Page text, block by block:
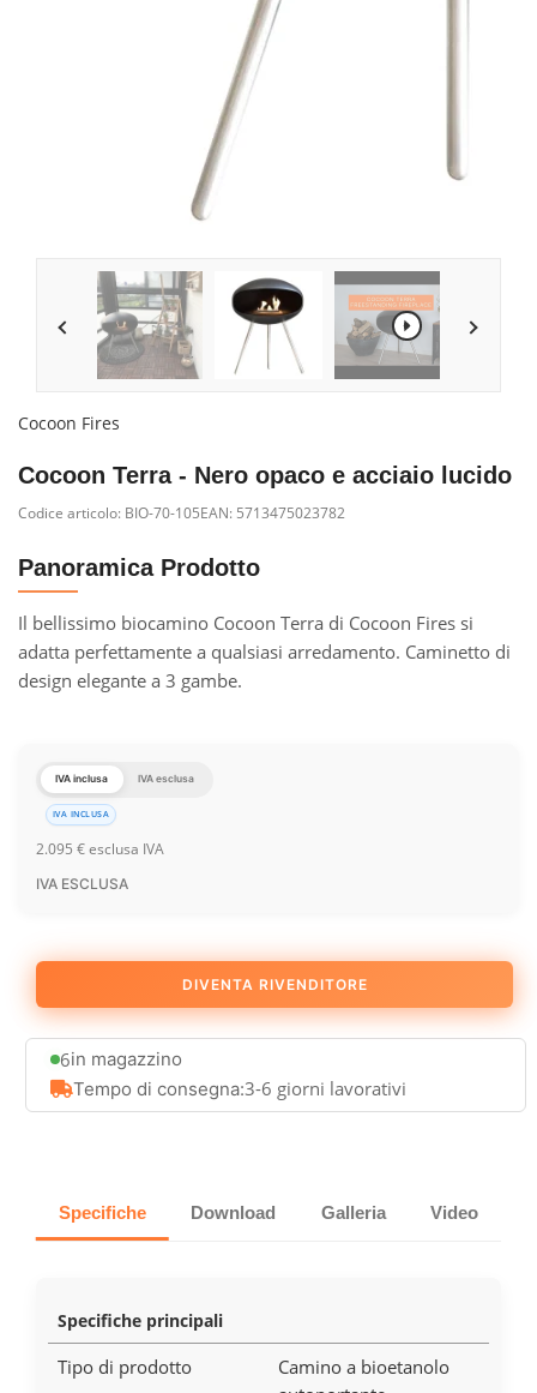
Cocoon Fires
Cocoon Terra - Nero opaco e acciaio lucido
Codice articolo: BIO-70-105EAN: 5713475023782
Panoramica Prodotto
Il bellissimo biocamino Cocoon Terra di Cocoon Fires si
adatta perfettamente a qualsiasi arredamento. Caminetto di
design elegante a 3 gambe.
IVA inclusa IVA esclusa
IVA INCLUSA
2.095 €esclusa IVA
IVA ESCLUSA
DIVENTA RIVENDITORE
6in magazzino
Tempo di consegna:3-6 giorni lavorativi
Specifiche Download Galleria Video
Specifiche principali
Tipo di prodotto
Camino a bioetanolo